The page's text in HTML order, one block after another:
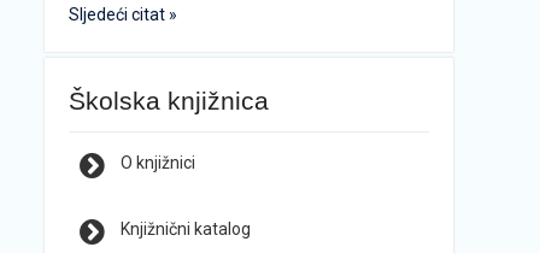
Sljedeći citat »
Školska knjižnica
O knjižnici
Knjižnični katalog